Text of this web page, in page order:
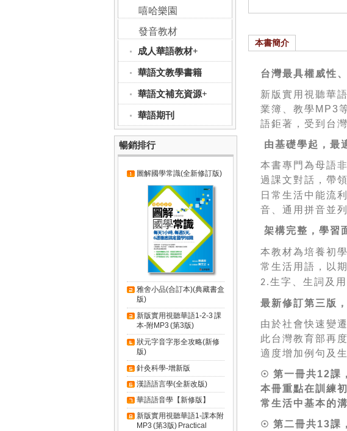
本書簡介
台灣最具權威性
新版實用視聽華
業簿、教學 MP3
語鉅著，受到台
由基礎學起，最
本書專門為母語
過課文對話，帶
日常生活中能流
音、通用拼音並
架構完整，學習
本教材為培養初
常生活用語，以
2.生字、生詞及用
最新修訂第三版，
由於社會快速變
此台灣教育部再
適度增加例句及
☉ 第一冊共12課
本冊重點在訓練
常生活中基本的
☉ 第二冊共13課
嘻哈樂園
發音教材
成人華語教材+
華語文教學書籍
華語文補充資源+
華語期刊
暢銷排行
圖解國學常識(全新修訂版)
雅舍小品(合訂本)(典藏書盒
版)
新版實用視聽華語1-2-3 課
本-附MP3 (第3版)
狀元字音字形全攻略(新修
版)
針灸科學-增新版
漢語語言學(全新改版)
華語語音學【新修版】
新版實用視聽華語1-課本附
MP3 (第3版) Practical